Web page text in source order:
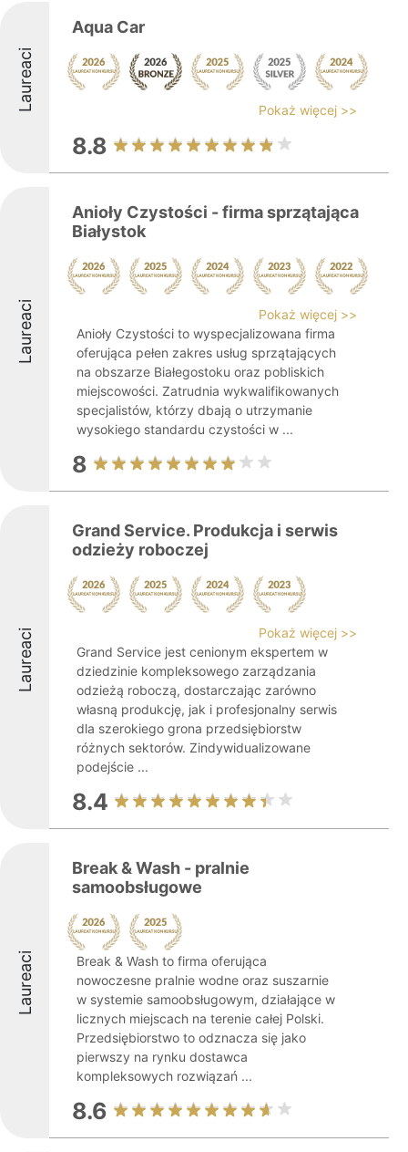
Laureaci
Aqua Car
Pokaż więcej >>
8.8
Laureaci
Anioły Czystości - firma sprzątająca
Białystok
Pokaż więcej >>
Anioły Czystości to wyspecjalizowana firma
oferująca pełen zakres usług sprzątających
na obszarze Białegostoku oraz pobliskich
miejscowości. Zatrudnia wykwalifikowanych
specjalistów, którzy dbają o utrzymanie
wysokiego standardu czystości w ...
8
Laureaci
Grand Service. Produkcja i serwis
odzieży roboczej
Pokaż więcej >>
Grand Service jest cenionym ekspertem w
dziedzinie kompleksowego zarządzania
odzieżą roboczą, dostarczając zarówno
własną produkcję, jak i profesjonalny serwis
dla szerokiego grona przedsiębiorstw
różnych sektorów. Zindywidualizowane
podejście ...
8.4
Laureaci
Break & Wash - pralnie
samoobsługowe
Break & Wash to firma oferująca
nowoczesne pralnie wodne oraz suszarnie
w systemie samoobsługowym, działające w
licznych miejscach na terenie całej Polski.
Przedsiębiorstwo to odznacza się jako
pierwszy na rynku dostawca
kompleksowych rozwiązań ...
8.6